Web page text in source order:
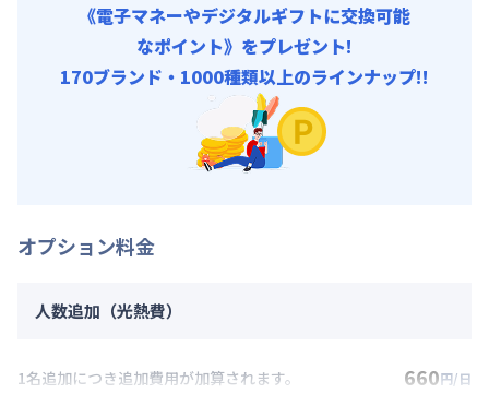
《電子マネーやデジタルギフトに交換可能
なポイント》をプレゼント!
170ブランド・1000種類以上のラインナップ!!
オプション料金
人数追加（光熱費）
1名追加につき追加費用が加算されます。 660円/日